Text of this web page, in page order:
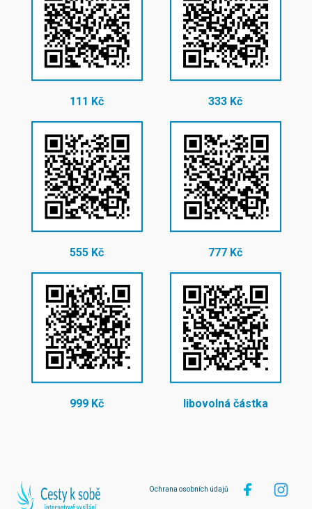
111 Kč 333 Kč
555 Kč 777 Kč
999 Kč libovolná částka
Ochrana osobních údajů